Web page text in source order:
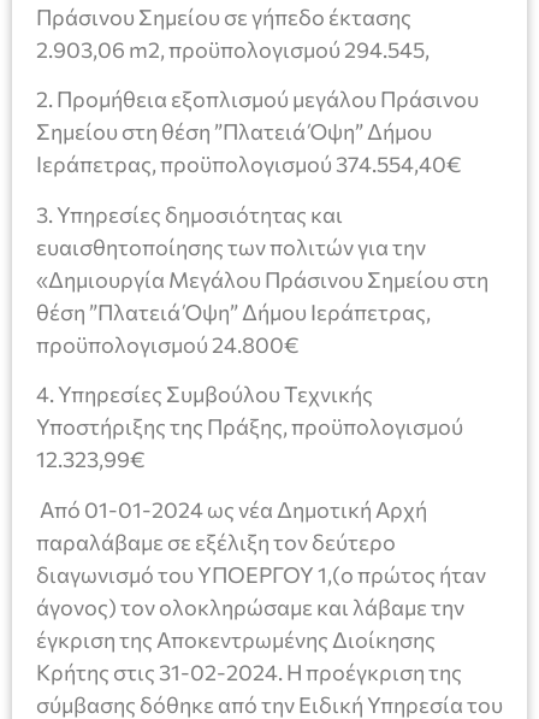
Πράσινου Σημείου σε γήπεδο έκτασης
2.903,06 m2, προϋπολογισμού 294.545,
2. Προμήθεια εξοπλισμού μεγάλου Πράσινου
Σημείου στη θέση ”Πλατειά Όψη” Δήμου
Ιεράπετρας, προϋπολογισμού 374.554,40€
3. Υπηρεσίες δημοσιότητας και
ευαισθητοποίησης των πολιτών για την
«Δημιουργία Μεγάλου Πράσινου Σημείου στη
θέση ”Πλατειά Όψη” Δήμου Ιεράπετρας,
προϋπολογισμού 24.800€
4. Υπηρεσίες Συμβούλου Τεχνικής
Υποστήριξης της Πράξης, προϋπολογισμού
12.323,99€
Από 01-01-2024 ως νέα Δημοτική Αρχή
παραλάβαμε σε εξέλιξη τον δεύτερο
διαγωνισμό του ΥΠΟΕΡΓΟΥ 1,(ο πρώτος ήταν
άγονος) τον ολοκληρώσαμε και λάβαμε την
έγκριση της Αποκεντρωμένης Διοίκησης
Κρήτης στις 31-02-2024. Η προέγκριση της
σύμβασης δόθηκε από την Ειδική Υπηρεσία του